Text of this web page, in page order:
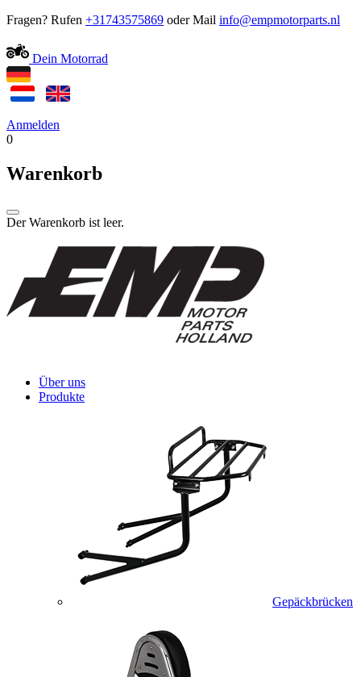
Fragen? Rufen +31743575869 oder Mail
Dein Motorrad
Anmelden
0
Warenkorb
Der Warenkorb ist leer.
Über uns
Produkte
Gepäckbrücken